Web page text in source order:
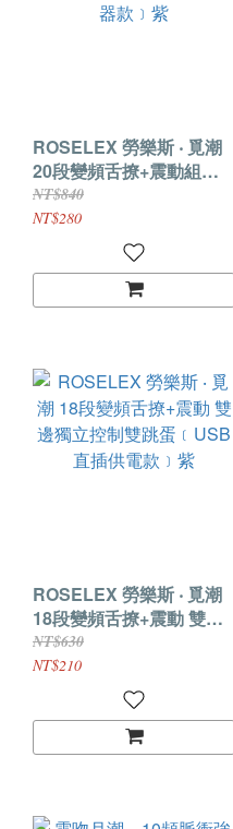
ROSELEX 勞樂斯 ‧ 覓潮
20段變頻舌撩+震動組合
雙跳蛋﹝USB充電控制器
款﹞紫
NT$840
NT$280
ROSELEX 勞樂斯 ‧ 覓潮
18段變頻舌撩+震動 雙邊
獨立控制雙跳蛋﹝USB直
插供電款﹞紫
NT$630
NT$210